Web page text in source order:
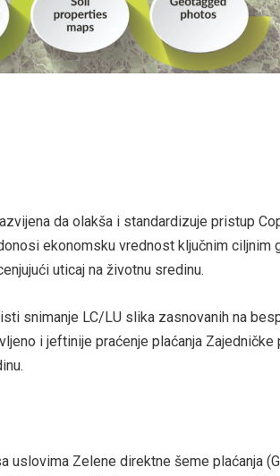
da olakša i standardizuje pristup
ekonomsku vrednost ključnim ciljnim
uticaj na životnu sredinu.
snimanje LC/LU slika zasnovanih na
i jeftinije praćenje plaćanja
Zelene direktne šeme plaćanja